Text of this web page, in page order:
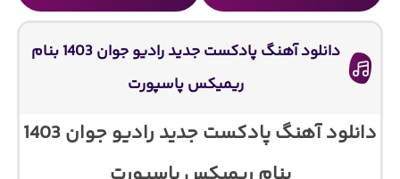
دانلود آهنگ پادکست جدید رادیو جوان 1403 بنام
ریمیکس پاسپورت
دانلود آهنگ پادکست جدید رادیو جوان 1403